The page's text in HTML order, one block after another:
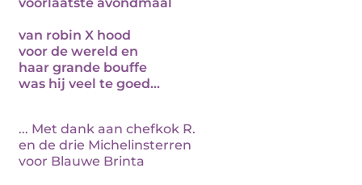
van robin X hood
voor de wereld en
haar grande bouffe
was hij veel te goed...
... Met dank aan chefkok R.
en de drie Michelinsterren
voor Blauwe Brinta